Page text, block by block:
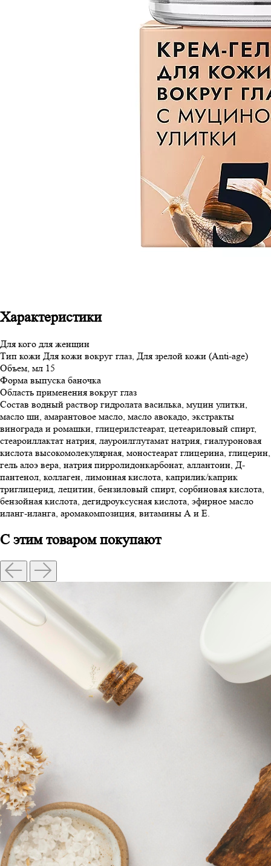
Характеристики
Для кого для женщин
Тип кожи Для кожи вокруг глаз, Для зрелой кожи (Anti-age)
Объем, мл 15
Форма выпуска баночка
Область применения вокруг глаз
Состав водный раствор гидролата василька, муцин улитки,
масло ши, амарантовое масло, масло авокадо, экстракты
винограда и ромашки, глицерилстеарат, цетеариловый спирт,
стеароиллактат натрия, лауроилглутамат натрия, гиалуроновая
кислота высокомолекулярная, моностеарат глицерина, глицерин,
гель алоэ вера, натрия пирролидонкарбонат, аллантоин, Д-
пантенол, коллаген, лимонная кислота, каприлик/каприк
триглицерид, лецитин, бензиловый спирт, сорбиновая кислота,
бензойная кислота, дегидроуксусная кислота, эфирное масло
иланг-иланга, аромакомпозиция, витамины А и Е.
С этим товаром покупают